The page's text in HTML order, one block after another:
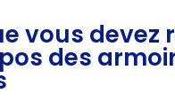
vous devez
des